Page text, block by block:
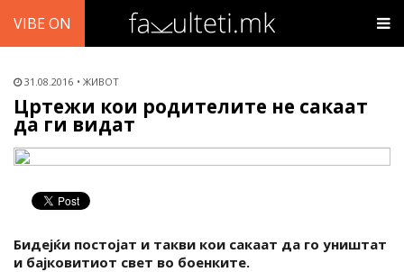
VIBE ON
31.08.2016 ЖИВОТ
Цртежи кои родителите не сакаат
да ги видат
Бидејќи постојат и такви кои сакаат да го уништат
и бајковитиот свет во боенките.